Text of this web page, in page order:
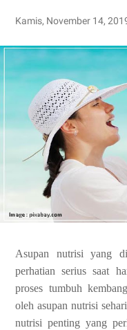
Kamis, November 14,
Asupan nutrisi yang
perhatian serius saat
proses tumbuh
oleh asupan nutrisi
nutrisi penting yang